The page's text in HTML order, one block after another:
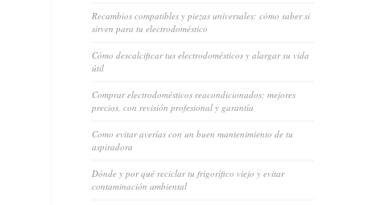
Recambios compatibles y piezas universales: cómo saber si
sirven para tu electrodoméstico
Cómo descalcificar tus electrodomésticos y alargar su vida
útil
Comprar electrodomésticos reacondicionados: mejores
precios, con revisión profesional y garantía
Como evitar averías con un buen mantenimiento de tu
aspiradora
Dónde y por qué reciclar tu frigorífico viejo y evitar
contaminación ambiental